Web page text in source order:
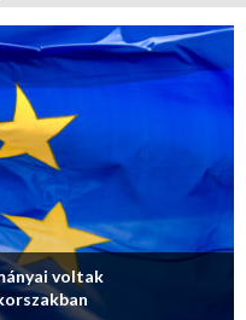
voltak